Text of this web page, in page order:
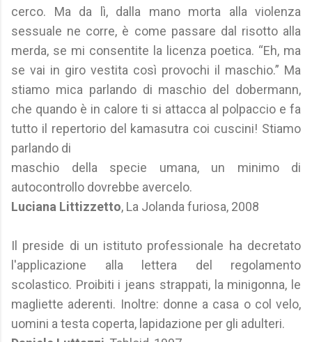
cerco. Ma da lì, dalla mano morta alla violenza
sessuale ne corre, è come passare dal risotto alla
merda, se mi consentite la licenza poetica. “Eh, ma
se vai in giro vestita così provochi il maschio.” Ma
stiamo mica parlando di maschio del dobermann,
che quando è in calore ti si attacca al polpaccio e fa
tutto il repertorio del kamasutra coi cuscini! Stiamo
parlando di
maschio della specie umana, un minimo di
autocontrollo dovrebbe avercelo.
Luciana Littizzetto, La Jolanda furiosa, 2008
Il preside di un istituto professionale ha decretato
l'applicazione alla lettera del regolamento
scolastico. Proibiti i jeans strappati, la minigonna, le
magliette aderenti. Inoltre: donne a casa o col velo,
uomini a testa coperta, lapidazione per gli adulteri.